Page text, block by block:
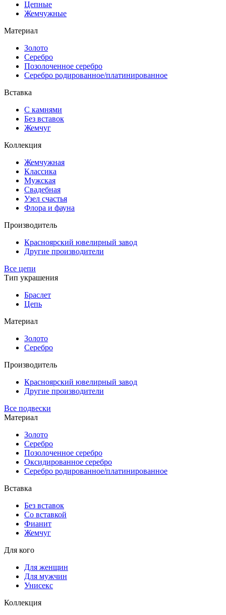
Цепные
Жемчужные
Материал
Золото
Серебро
Позолоченное серебро
Серебро родированное/платинированное
Вставка
С камнями
Без вставок
Жемчуг
Коллекция
Жемчужная
Классика
Мужская
Свадебная
Узел счастья
Флора и фауна
Производитель
Красноярский ювелирный завод
Другие производители
Все цепи
Тип украшения
Браслет
Цепь
Материал
Золото
Серебро
Производитель
Красноярский ювелирный завод
Другие производители
Все подвески
Материал
Золото
Серебро
Позолоченное серебро
Оксидированное серебро
Серебро родированное/платинированное
Вставка
Без вставок
Со вставкой
Фианит
Жемчуг
Для кого
Для женщин
Для мужчин
Унисекс
Коллекция